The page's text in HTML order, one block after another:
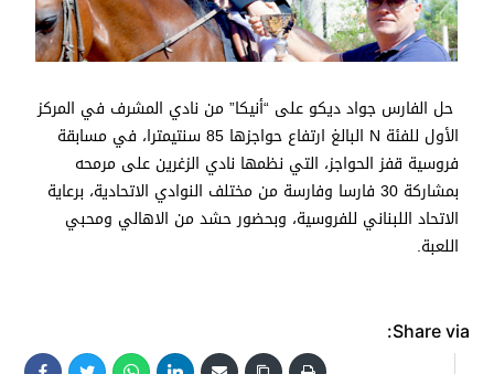
حل الفارس جواد ديكو على “أنيكا” من نادي المشرف في المركز
الأول للفئة N البالغ ارتفاع حواجزها 85 سنتيمترا، في مسابقة
فروسية قفز الحواجز، التي نظمها نادي الزغرين على مرمحه
بمشاركة 30 فارسا وفارسة من مختلف النوادي الاتحادية، برعاية
الاتحاد اللبناني للفروسية، وبحضور حشد من الاهالي ومحبي
اللعبة.
Share via: